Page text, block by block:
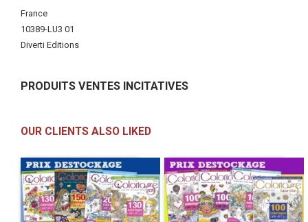
More
Information
France
10389-LU3 01
Diverti Editions
PRODUITS VENTES INCITATIVES
OUR CLIENTS ALSO LIKED